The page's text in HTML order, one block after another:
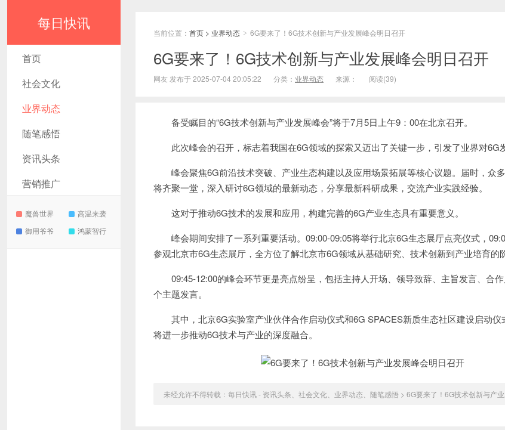
每日快讯
首页
社会文化
业界动态
随笔感悟
资讯头条
营销推广
魔兽世界
高温来袭
御用爷爷
鸿蒙智行
当前位置： 首页 > 业界动态 > 6G要来了！6G技术创新与产业发展峰会明日召开
6G要来了！6G技术创新与产业发展峰会明日召开
网友 发布于 2025-07-04 20:05:22 分类： 业界动态 来源： 阅读(39)
备受瞩目的“6G技术创新与产业发展峰会”将于7月5日上午9：00在北京召开。
此次峰会的召开，标志着我国在6G领域的探索又迈出了关键一步，引发了业界对6G发
峰会聚焦6G前沿技术突破、产业生态构建以及应用场景拓展等核心议题。届时，众
将齐聚一堂，深入研讨6G领域的最新动态，分享最新科研成果，交流产业实践经验。
这对于推动6G技术的发展和应用，构建完善的6G产业生态具有重要意义。
峰会期间安排了一系列重要活动。09:00-09:05将举行北京6G生态展厅点亮仪式，
参观北京市6G生态展厅，全方位了解北京市6G领域从基础研究、技术创新到产业培育的
09:45-12:00的峰会环节更是亮点纷呈，包括主持人开场、领导致辞、主旨发言、合
个主题发言。
其中，北京6G实验室产业伙伴合作启动仪式和6G SPACES新质生态社区建设启动仪
将进一步推动6G技术与产业的深度融合。
未经允许不得转载： 每日快讯 - 资讯头条、社会文化、业界动态、随笔感悟 > 6G要来了！6G技术创新与产